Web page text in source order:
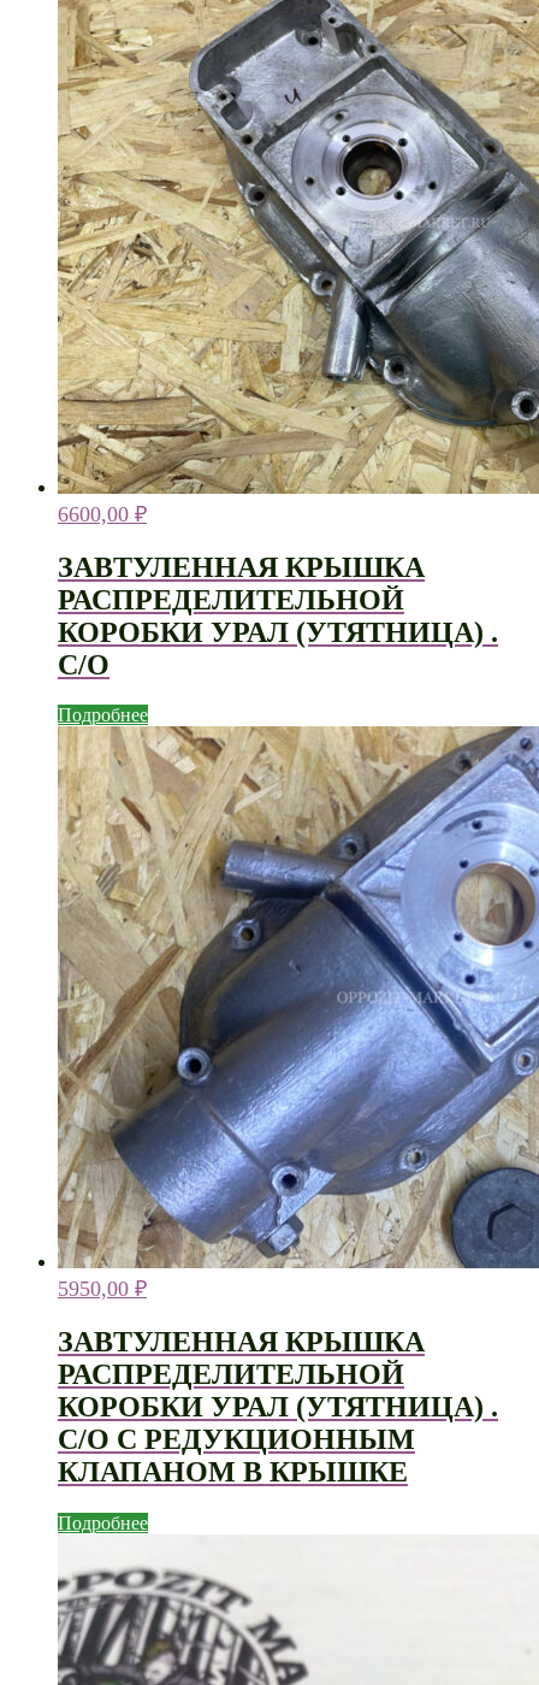
6600,00 ₽
ЗАВТУЛЕННАЯ КРЫШКА
РАСПРЕДЕЛИТЕЛЬНОЙ
КОРОБКИ УРАЛ (УТЯТНИЦА) .
С/О
Подробнее
5950,00 ₽
ЗАВТУЛЕННАЯ КРЫШКА
РАСПРЕДЕЛИТЕЛЬНОЙ
КОРОБКИ УРАЛ (УТЯТНИЦА) .
С/О С РЕДУКЦИОННЫМ
КЛАПАНОМ В КРЫШКЕ
Подробнее